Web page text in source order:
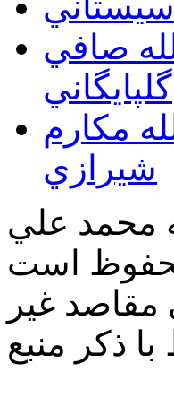
صافي
گلپايگاني
مكارم
شيرازي
محمد علي
است
غير